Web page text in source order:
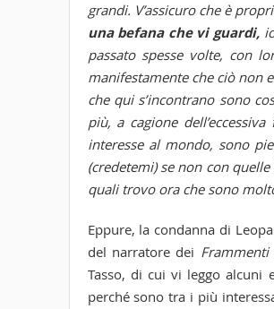
grandi. V’assicuro che è
una befana che vi guardi,io
passato spesse volte, con
manifestamente che ciò non
che qui s’incontrano sono
più, a cagione
interesse al mondo, sono
(credetemi) se non con
quali trovo ora che sono
Eppure, la condanna di
del narratore dei Frammenti
Tasso, di cui vi leggo alcuni
perché sono tra i più